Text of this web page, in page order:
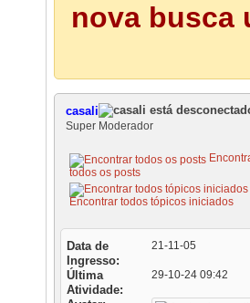
nova busca
casali
Super Moderador
todos os posts
Encontrar todos tópicos iniciados
Data de
Ingresso
21-11-05
Última
Atividade
29-10-24 09:42